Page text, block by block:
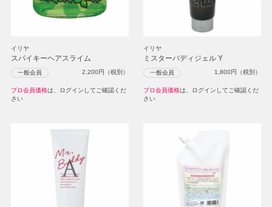
イリヤ
スパイキーヘアスライム
一般会員 2,200円（税別）
プロ会員価格は、ログインしてご確認くだ
さい
イリヤ
ミスターバディジェル Y
一般会員 1,800円（税別）
プロ会員価格は、ログインしてご確認くだ
さい